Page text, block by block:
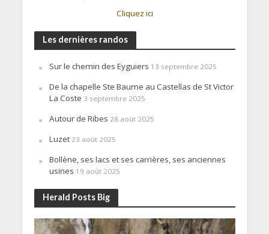
Cliquez ici
Les dernières randos
Sur le chemin des Eyguiers 13 septembre 2025
De la chapelle Ste Baume au Castellas de St Victor
La Coste 3 septembre 2025
Autour de Ribes 28 août 2025
Luzet 23 août 2025
Bollène, ses lacs et ses carrières, ses anciennes
usines 19 août 2025
Herald Posts Big